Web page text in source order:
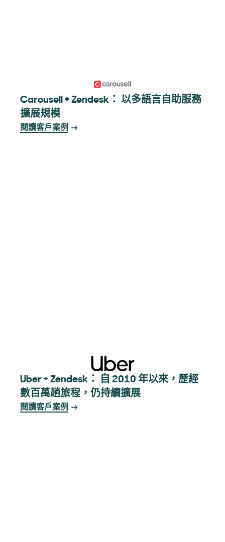
Carousell + Zendesk： 以多語言自助服務
擴展規模
閱讀客戶案例
Uber + Zendesk： 自 2010 年以來，歷經
數百萬趟旅程，仍持續擴展
閱讀客戶案例